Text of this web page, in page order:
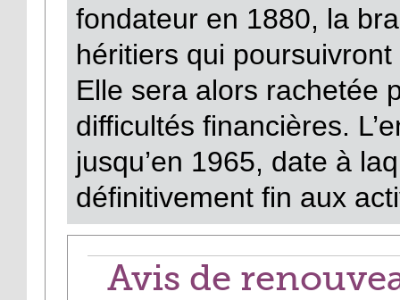
fondateur en 1880, la
héritiers qui
Elle sera alors rachetée
difficultés financières.
jusqu’en 1965, date à
définitivement fin aux
Avis de